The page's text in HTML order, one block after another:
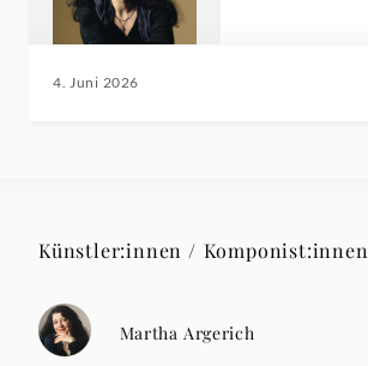
4. Juni 2026
Künstler:innen / Komponist:innen
Martha Argerich